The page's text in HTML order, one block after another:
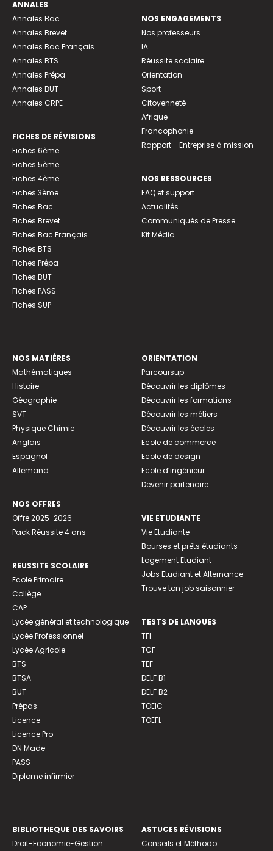
ANNALES
Annales Bac
Annales Brevet
Annales Bac Français
Annales BTS
Annales Prépa
Annales BUT
Annales CRPE
FICHES DE RÉVISIONS
Fiches 6ème
Fiches 5ème
Fiches 4ème
Fiches 3ème
Fiches Bac
Fiches Brevet
Fiches Bac Français
Fiches BTS
Fiches Prépa
Fiches BUT
Fiches PASS
Fiches SUP
NOS ENGAGEMENTS
Nos professeurs
IA
Réussite scolaire
Orientation
Sport
Citoyenneté
Afrique
Francophonie
Rapport - Entreprise à mission
NOS RESSOURCES
FAQ et support
Actualités
Communiqués de Presse
Kit Média
NOS MATIÈRES
Mathématiques
Histoire
Géographie
SVT
Physique Chimie
Anglais
Espagnol
Allemand
NOS OFFRES
Offre 2025-2026
Pack Réussite 4 ans
REUSSITE SCOLAIRE
Ecole Primaire
Collège
CAP
Lycée général et technologique
Lycée Professionnel
Lycée Agricole
BTS
BTSA
BUT
Prépas
Licence
Licence Pro
DN Made
PASS
Diplome infirmier
ORIENTATION
Parcoursup
Découvrir les diplômes
Découvrir les formations
Découvrir les métiers
Découvrir les écoles
Ecole de commerce
Ecole de design
Ecole d’ingénieur
Devenir partenaire
VIE ETUDIANTE
Vie Etudiante
Bourses et prêts étudiants
Logement Etudiant
Jobs Etudiant et Alternance
Trouve ton job saisonnier
TESTS DE LANGUES
TFI
TCF
TEF
DELF B1
DELF B2
TOEIC
TOEFL
BIBLIOTHEQUE DES SAVOIRS
Droit-Economie-Gestion
ASTUCES RÉVISIONS
Conseils et Méthodo